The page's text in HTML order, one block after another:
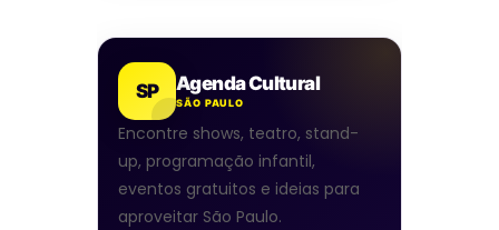
SP Agenda Cultural
SÃO PAULO
Encontre shows, teatro, stand-
up, programação infantil,
eventos gratuitos e ideias para
aproveitar São Paulo.